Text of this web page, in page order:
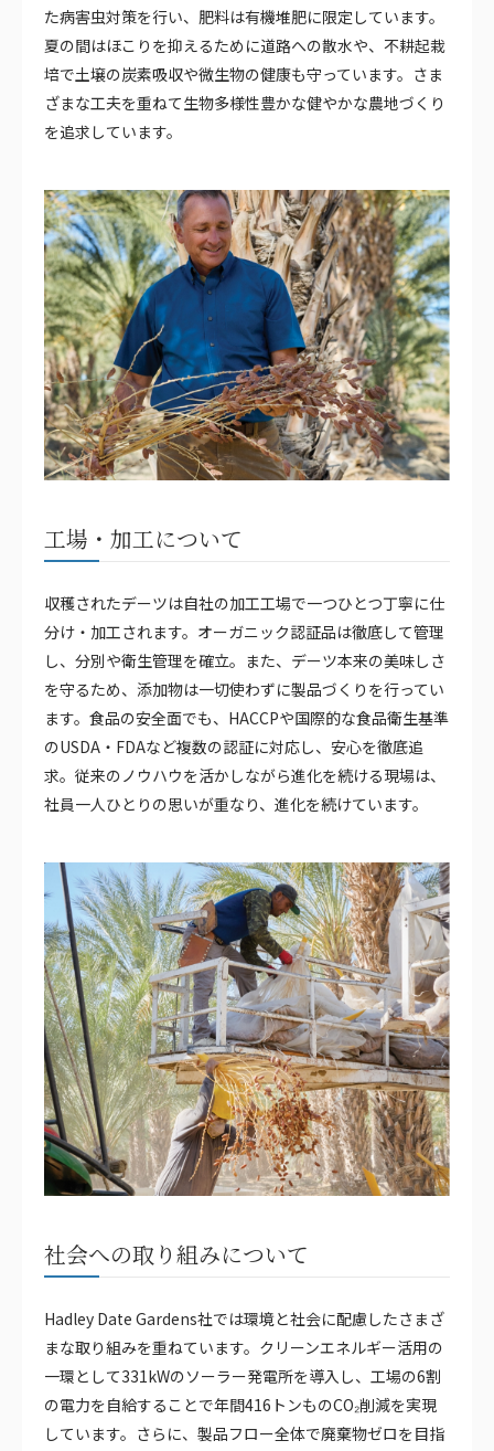
た病害虫対策を行い、肥料は有機堆肥に限定しています。
夏の間はほこりを抑えるために道路への散水や、不耕起栽
培で土壌の炭素吸収や微生物の健康も守っています。さま
ざまな工夫を重ねて生物多様性豊かな健やかな農地づくり
を追求しています。
工場・加工について
収穫されたデーツは自社の加工工場で一つひとつ丁寧に仕
分け・加工されます。オーガニック認証品は徹底して管理
し、分別や衛生管理を確立。また、デーツ本来の美味しさ
を守るため、添加物は一切使わずに製品づくりを行ってい
ます。食品の安全面でも、HACCPや国際的な食品衛生基準
のUSDA・FDAなど複数の認証に対応し、安心を徹底追
求。従来のノウハウを活かしながら進化を続ける現場は、
社員一人ひとりの思いが重なり、進化を続けています。
社会への取り組みについて
Hadley Date Gardens社では環境と社会に配慮したさまざ
まな取り組みを重ねています。クリーンエネルギー活用の
一環として331kWのソーラー発電所を導入し、工場の6割
の電力を自給することで年間416トンものCO₂削減を実現
しています。さらに、製品フロー全体で廃棄物ゼロを目指